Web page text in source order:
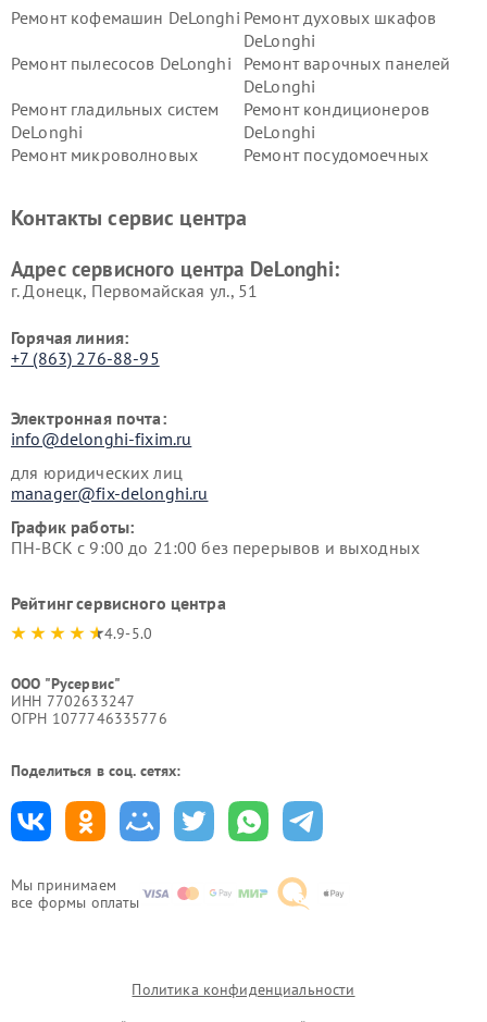
Мы принимаем
все формы оплаты
Ремонт кофемашин DeLonghi Ремонт духовых шкафов
DeLonghi
Ремонт пылесосов DeLonghi
Ремонт варочных панелей
DeLonghi
Ремонт гладильных систем
DeLonghi
Ремонт кондиционеров
DeLonghi
Ремонт микроволновых
Ремонт посудомоечных
DeLonghi
DeLonghi
Контакты сервис центра
Адрес сервисного центра DeLonghi:
г. Донецк, Первомайская ул., 51
Горячая линия:
+7 (863) 276-88-95
Электронная почта:
info@delonghi-fixim.ru
для юридических лиц
manager@fix-delonghi.ru
График работы:
ПН-ВСК с 9:00 до 21:00 без перерывов и выходных
Рейтинг сервисного центра
4.9-5.0
ООО "Русервис"
ИНН 7702633247
ОГРН 1077746335776
Поделиться в соц. сетях:
Политика конфиденциальности